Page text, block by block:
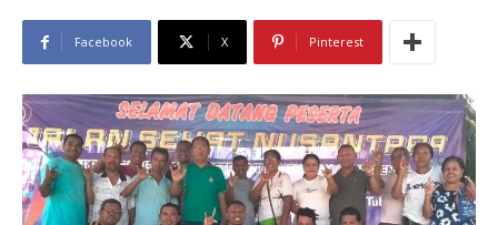
Facebook X Pinterest